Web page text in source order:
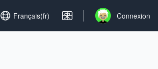
Set language
Français(fr) Open user menu
Connexion